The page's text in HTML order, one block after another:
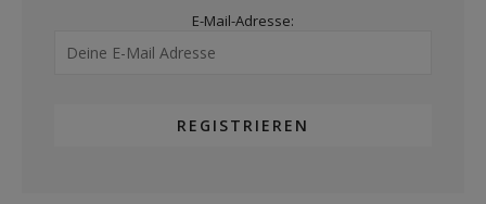
E-Mail-Adresse: